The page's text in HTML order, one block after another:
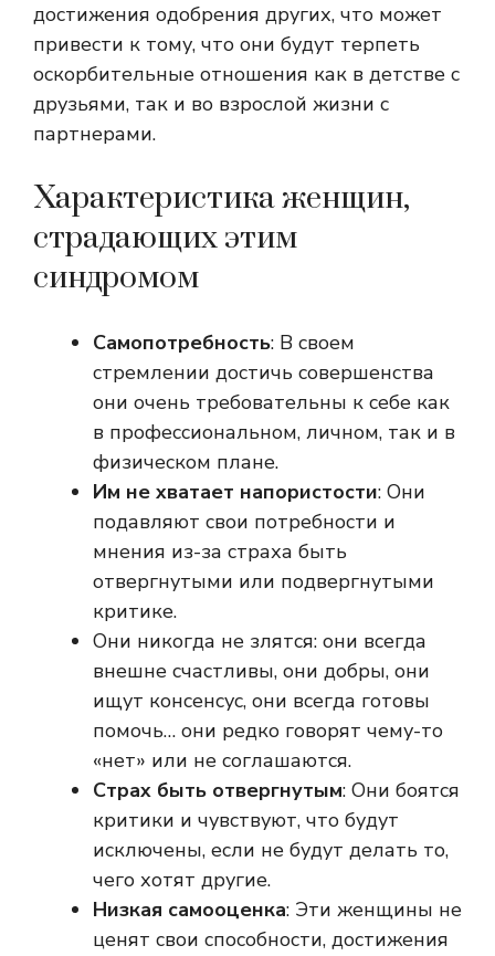
достижения одобрения других, что может
привести к тому, что они будут терпеть
оскорбительные отношения как в детстве с
друзьями, так и во взрослой жизни с
партнерами.
Характеристика женщин,
страдающих этим
синдромом
Самопотребность: В своем
стремлении достичь совершенства
они очень требовательны к себе как
в профессиональном, личном, так и в
физическом плане.
Им не хватает напористости: Они
подавляют свои потребности и
мнения из-за страха быть
отвергнутыми или подвергнутыми
критике.
Они никогда не злятся: они всегда
внешне счастливы, они добры, они
ищут консенсус, они всегда готовы
помочь… они редко говорят чему-то
«нет» или не соглашаются.
Страх быть отвергнутым: Они боятся
критики и чувствуют, что будут
исключены, если не будут делать то,
чего хотят другие.
Низкая самооценка: Эти женщины не
ценят свои способности, достижения